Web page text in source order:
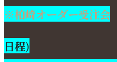
※柏崎オーダー受注会
日程)